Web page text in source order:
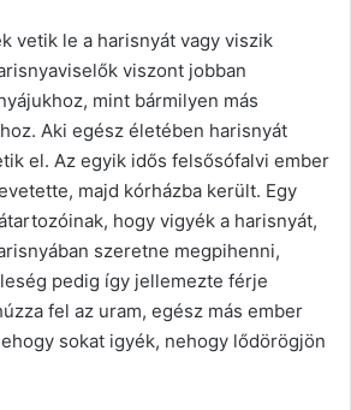
vetik le a harisnyát vagy viszik
viszont jobban
mint bármilyen más
Aki egész életében harisnyát
el. Az egyik idős felsősófalvi ember
majd kórházba került. Egy
hogy vigyék a harisnyát,
szeretne megpihenni,
pedig így jellemezte férje
fel az uram, egész más ember
sokat igyék, nehogy lődörögjön